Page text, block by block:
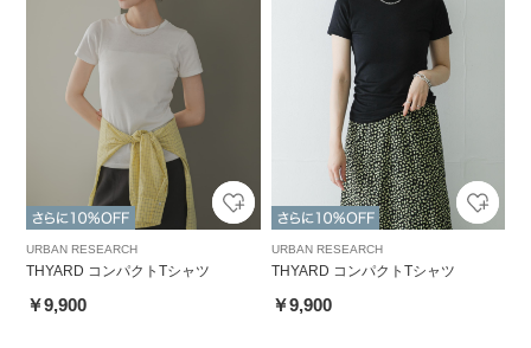
URBAN RESEARCH
THYARD コンパクトTシャツ
￥9,900
URBAN RESEARCH
THYARD コンパクトTシャツ
￥9,900